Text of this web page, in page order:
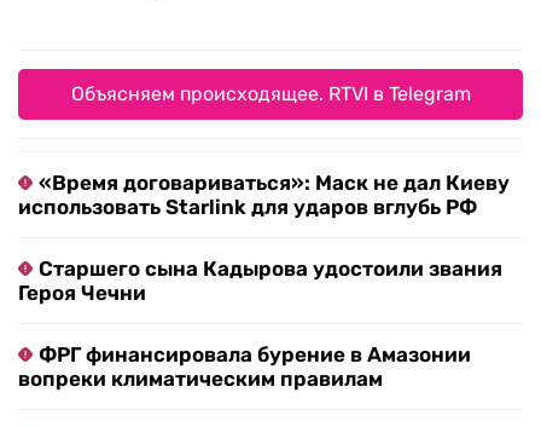
Объясняем происходящее. RTVI в Telegram
«Время договариваться»: Маск не дал Киеву
использовать Starlink для ударов вглубь РФ
Старшего сына Кадырова удостоили звания
Героя Чечни
ФРГ финансировала бурение в Амазонии
вопреки климатическим правилам